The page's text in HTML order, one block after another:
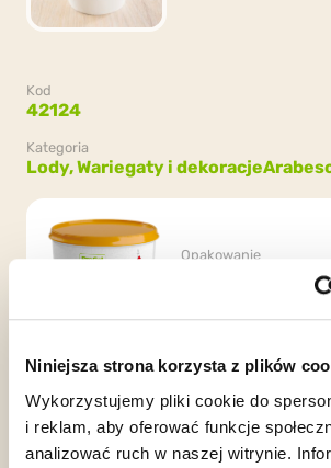
Niniejsza strona korzysta z plików
Wykorzystujemy pliki cookie do
i reklam, aby oferować funkcje
analizować ruch w naszej witrynie.
Kod
42124
Kategoria
Lody,Wariegaty i dekoracje
Opakowanie
2 wiaderka x 3kg